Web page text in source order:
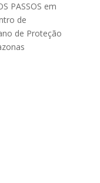
PASSOS em
de
de Proteção